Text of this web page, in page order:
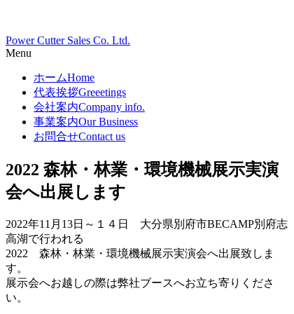
Power Cutter Sales Co. Ltd.
Menu
ホームHome
代表挨拶Greeetings
会社案内Company info.
事業案内Our Business
お問合せContact us
2022 森林・林業・環境機械展示実演
会へ出展します
2022年11月13日～１４日 大分県別府市BECAMP別府志
高湖で行われる
2022 森林・林業・環境機械展示実演会へ出展致しま
す。
展示会へお越しの際は弊社ブースへお立ち寄りくださ
い。